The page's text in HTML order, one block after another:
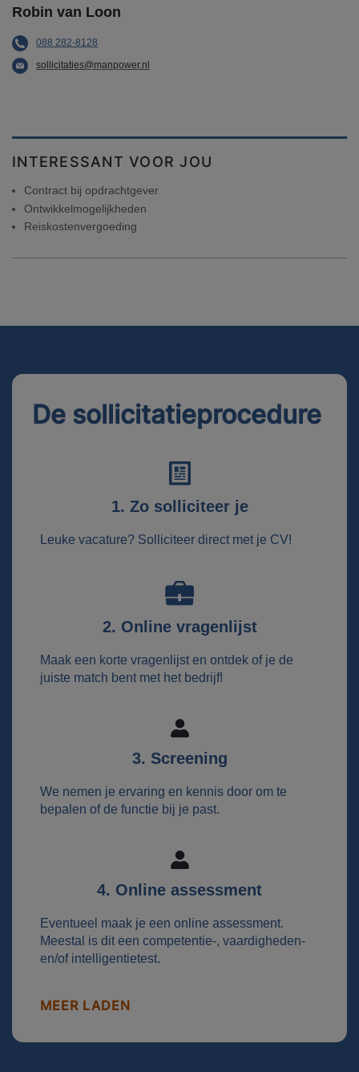
Robin van Loon
088 282-8128
sollicitaties@manpower.nl
INTERESSANT VOOR JOU
Contract bij opdrachtgever
Ontwikkelmogelijkheden
Reiskostenvergoeding
De sollicitatieprocedure
1. Zo solliciteer je
Leuke vacature? Solliciteer direct met je CV!
2. Online vragenlijst
Maak een korte vragenlijst en ontdek of je de
juiste match bent met het bedrijf!
3. Screening
We nemen je ervaring en kennis door om te
bepalen of de functie bij je past.
4. Online assessment
Eventueel maak je een online assessment.
Meestal is dit een competentie-, vaardigheden-
en/of intelligentietest.
MEER LADEN